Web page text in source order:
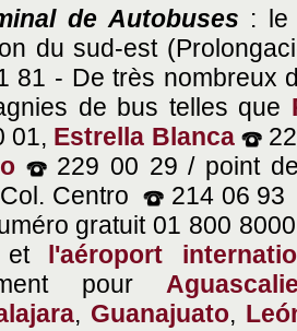
de Autobuses : le
du sud-est
81 - De très nombreux
de bus telles que
01, Estrella Blanca
229 00 29 / point
Centro
214 06
gratuit 01 800
et l'aéroport
pour
, Guanajuato,